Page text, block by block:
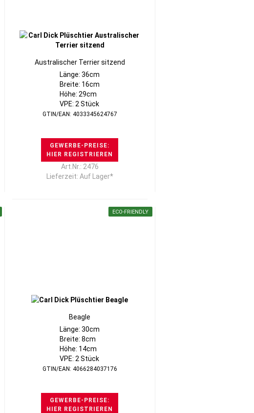
Australischer Terrier sitzend
Länge: 36cm
Breite: 16cm
Höhe: 29cm
VPE: 2 Stück
GTIN/EAN: 4033345624767
GEWERBE-PREISE:
HIER REGISTRIEREN
Art.Nr.: 2476
Lieferzeit: Auf Lager*
ECO-FRIENDLY
Beagle
Länge: 30cm
Breite: 8cm
Höhe: 14cm
VPE: 2 Stück
GTIN/EAN: 4066284037176
GEWERBE-PREISE:
HIER REGISTRIEREN